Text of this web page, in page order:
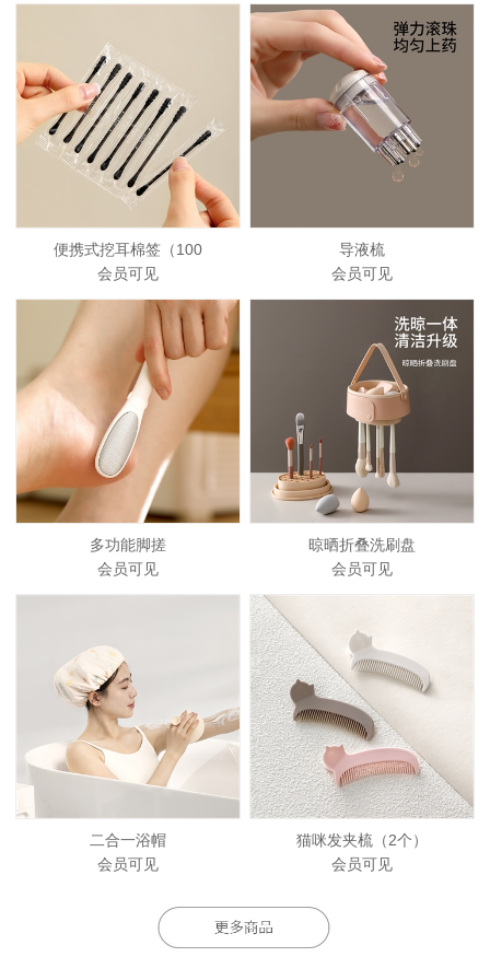
便携式挖耳棉签（100
会员可见
导液梳
会员可见
多功能脚搓
会员可见
晾晒折叠洗刷盘
会员可见
二合一浴帽
会员可见
猫咪发夹梳（2个）
会员可见